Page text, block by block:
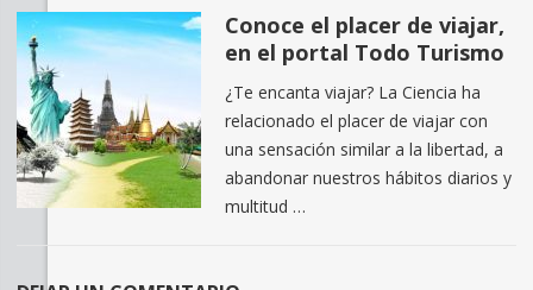
Conoce el placer de viajar,
en el portal Todo Turismo
¿Te encanta viajar? La Ciencia ha
relacionado el placer de viajar con
una sensación similar a la libertad, a
abandonar nuestros hábitos diarios y
multitud …